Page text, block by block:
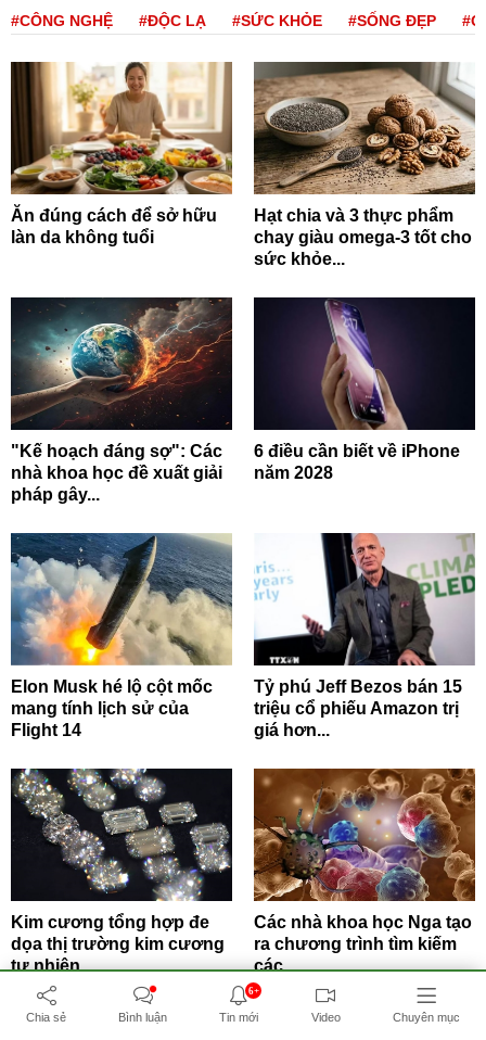
#CÔNG NGHỆ #ĐỘC LẠ #SỨC KHỎE #SỐNG ĐẸP
Ăn đúng cách để sở hữu
làn da không tuổi
Hạt chia và 3 thực phẩm
chay giàu omega-3 tốt cho
sức khỏe...
"Kế hoạch đáng sợ": Các
nhà khoa học đề xuất giải
pháp gây...
6 điều cần biết về iPhone
năm 2028
Elon Musk hé lộ cột mốc
mang tính lịch sử của
Flight 14
Tỷ phú Jeff Bezos bán 15
triệu cổ phiếu Amazon trị
giá hơn...
Kim cương tổng hợp đe
dọa thị trường kim cương
tự nhiên
Các nhà khoa học Nga tạo
ra chương trình tìm kiếm
các...
Chia sẻ Bình luận
6+
Tin mới Video Chuyên mục